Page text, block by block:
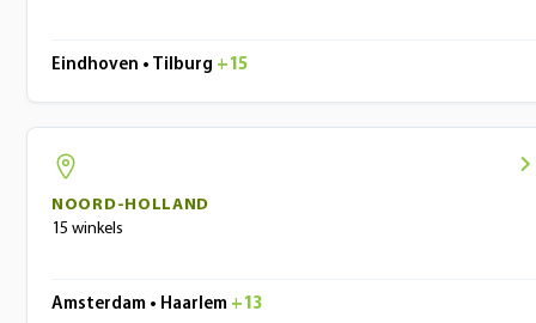
Eindhoven • Tilburg +15
NOORD-HOLLAND
15 winkels
Amsterdam • Haarlem +13